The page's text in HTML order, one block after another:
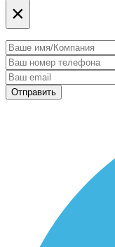
×
Отправить